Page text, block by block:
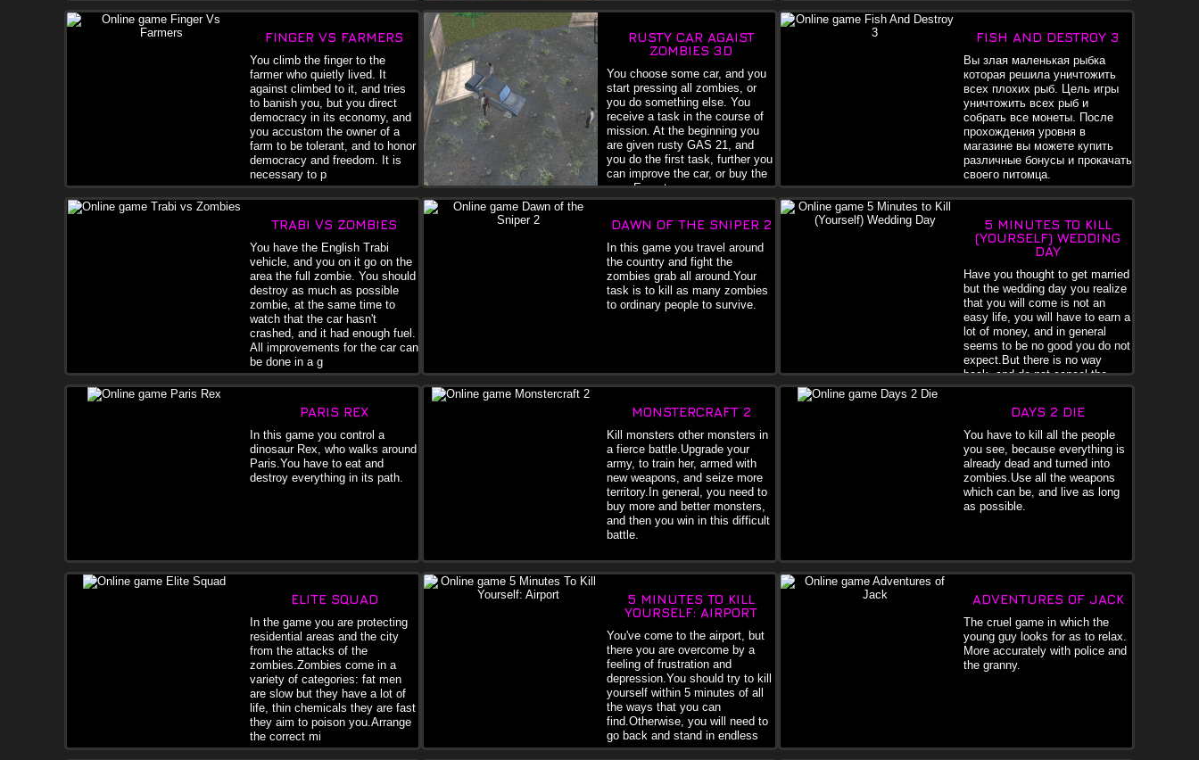
FINGER VS FARMERS
You climb the finger to the
farmer who quietly lived. It
against climbed to it, and tries
to banish you, but you direct
democracy in its economy, and
you accustom the owner of a
farm to be tolerant, and to honor
democracy and freedom. It is
necessary to p
RUSTY CAR AGAIST
ZOMBIES 3D
You choose some car, and you
start pressing all zombies, or
you do something else. You
receive a task in the course of
mission. At the beginning you
are given rusty GAS 21, and
you do the first task, further you
can improve the car, or buy the
new. Everyt
FISH AND DESTROY 3
Вы злая маленькая рыбка
которая решила уничтожить
всех плохих рыб. Цель игры
уничтожить всех рыб и
собрать все монеты. После
прохождения уровня в
магазине вы можете купить
различные бонусы и прокачать
своего питомца.
TRABI VS ZOMBIES
You have the English Trabi
vehicle, and you on it go on the
area the full zombie. You should
destroy as much as possible
zombie, at the same time to
watch that the car hasn't
crashed, and it had enough fuel.
All improvements for the car can
be done in a g
DAWN OF THE SNIPER 2
In this game you travel around
the country and fight the
zombies grab all around.Your
task is to kill as many zombies
to ordinary people to survive.
5 MINUTES TO KILL
(YOURSELF) WEDDING
DAY
Have you thought to get married
but the wedding day you realize
that you will come is not an
easy life, you will have to earn a
lot of money, and in general
seems to be no good you do not
expect.But there is no way
back, and do not cancel the
wedding.But
PARIS REX
In this game you control a
dinosaur Rex, who walks around
Paris.You have to eat and
destroy everything in its path.
MONSTERCRAFT 2
Kill monsters other monsters in
a fierce battle.Upgrade your
army, to train her, armed with
new weapons, and seize more
territory.In general, you need to
buy more and better monsters,
and then you win in this difficult
battle.
DAYS 2 DIE
You have to kill all the people
you see, because everything is
already dead and turned into
zombies.Use all the weapons
which can be, and live as long
as possible.
ELITE SQUAD
In the game you are protecting
residential areas and the city
from the attacks of the
zombies.Zombies come in a
variety of categories: fat men
are slow but they have a lot of
life, thin chemicals they are fast
they aim to poison you.Arrange
the correct mi
5 MINUTES TO KILL
YOURSELF: AIRPORT
You've come to the airport, but
there you are overcome by a
feeling of frustration and
depression.You should try to kill
yourself within 5 minutes of all
the ways that you can
find.Otherwise, you will need to
go back and stand in endless
queues.
ADVENTURES OF JACK
The cruel game in which the
young guy looks for as to relax.
More accurately with police and
the granny.